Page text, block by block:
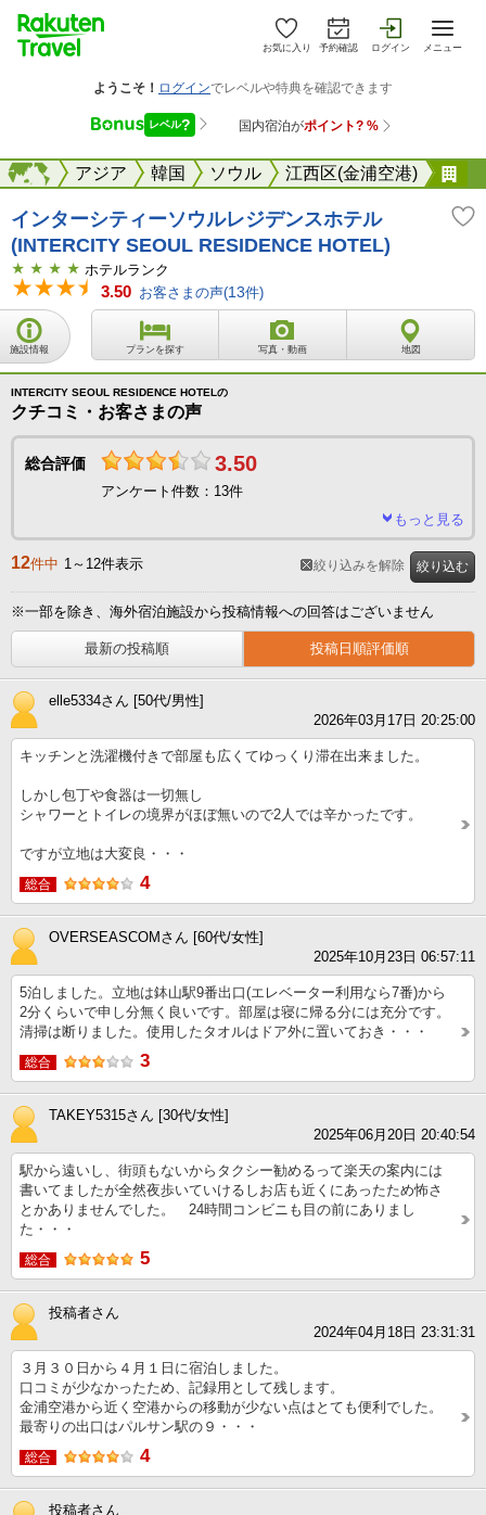
お気に入り 予約確認 ログイン メニュー
海外アジア 韓国 ソウル 江西区(金浦空港)
海外
インターシティーソウルレジデンスホテル
(INTERCITY SEOUL RESIDENCE HOTEL)
ホテルランク
3.50 お客さまの声(13件)
施設情報 プランを探す 写真・動画 地図
INTERCITY SEOUL RESIDENCE HOTELの
クチコミ・お客さまの声
総合評価 3.50
アンケート件数：13件
もっと見る
12件中 1～12件表示
※一部を除き、海外宿泊施設から投稿情報への回答はございません
最新の投稿順 投稿日順評価順
絞り込む
絞り込みを解除
elle5334さん [50代/男性]
2026年03月17日 20:25:00
キッチンと洗濯機付きで部屋も広くてゆっくり滞在出来ました。
しかし包丁や食器は一切無し
シャワーとトイレの境界がほぼ無いので2人では辛かったです。
ですが立地は大変良・・・
総合 4
OVERSEASCOMさん [60代/女性]
2025年10月23日 06:57:11
5泊しました。立地は鉢山駅9番出口(エレベーター利用なら7番)から
2分くらいで申し分無く良いです。部屋は寝に帰る分には充分です。
清掃は断りました。使用したタオルはドア外に置いておき・・・
総合 3
TAKEY5315さん [30代/女性]
2025年06月20日 20:40:54
駅から遠いし、街頭もないからタクシー勧めるって楽天の案内には
書いてましたが全然夜歩いていけるしお店も近くにあったため怖さ
とかありませんでした。 24時間コンビニも目の前にありまし
た・・・
総合 5
投稿者さん
2024年04月18日 23:31:31
３月３０日から４月１日に宿泊しました。
口コミが少なかったため、記録用として残します。
金浦空港から近く空港からの移動が少ない点はとても便利でした。
最寄りの出口はパルサン駅の９・・・
総合 4
投稿者さん